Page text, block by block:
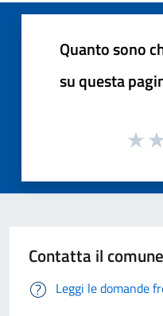
Quanto sono
su questa
Contatta il comune
Leggi le domande